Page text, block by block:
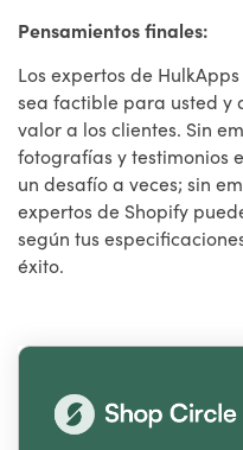
Pensamientos finales:
Los expertos de
sea factible para usted y
valor a los clientes. Sin
fotografías y testimonios
un desafío a veces; sin
expertos de Shopify
según tus
éxito.